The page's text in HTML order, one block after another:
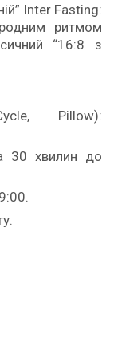
Inter Fasting:
ритмом
“16:8 з
Pillow):
30 хвилин до